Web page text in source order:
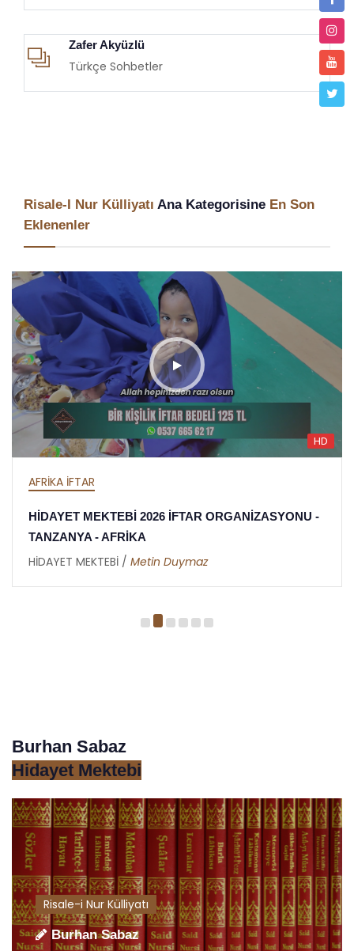
Zafer Akyüzlü
Türkçe Sohbetler
Risale-I Nur Külliyatı Ana Kategorisine En Son
Eklenenler
HD
AFRİKA İFTAR
HİDAYET MEKTEBİ 2026 İFTAR ORGANİZASYONU -
TANZANYA - AFRİKA
HİDAYET MEKTEBİ / Metin Duymaz
Burhan Sabaz
Hidayet Mektebi
Risale-i Nur Külliyatı
Burhan Sabaz